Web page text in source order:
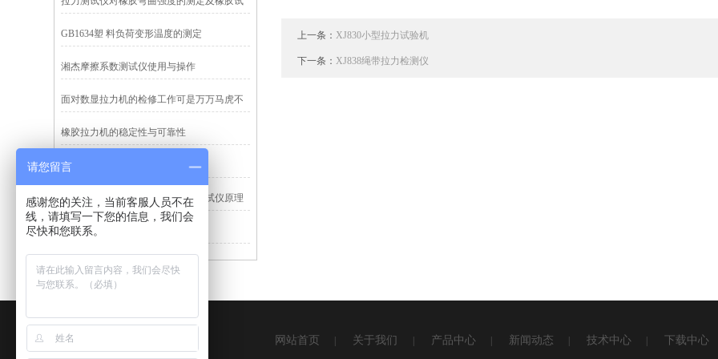
GB1634塑 料负荷变形温度的测定
湘杰摩擦系数测试仪使用与操作
面对数显拉力机的检修工作可是万万马虎不
橡胶拉力机的稳定性与可靠性
湘杰仪器提供无锡塑料拉力机
湘杰仪器浅谈注射针针尖刺穿力测试仪原理
和标准
点焊拉力机
上一条：XJ830小型拉力试验机
下一条：XJ838绳带拉力检测仪
网站首页 关于我们 产品中心 新闻动态 技术中心 下载中心
请您留言
感谢您的关注，当前客服人员不在
线，请填写一下您的信息，我们会
尽快和您联系。